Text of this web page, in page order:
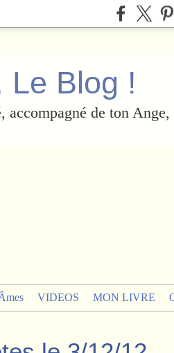
Le Blog !
de ton
VIDEOS MON LIVRE